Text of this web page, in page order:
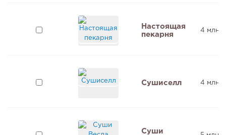
Настоящая
пекарня
4 млн ₽
Сушиселл 4 млн ₽
Суши